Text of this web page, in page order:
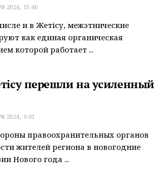
2024, 15:40
и в Жетісу, межэтнические
как единая органическая
которой работает ...
перешли на усиленный
2024, 9:01
правоохранительных органов
жителей региона в новогодние
Нового года ...